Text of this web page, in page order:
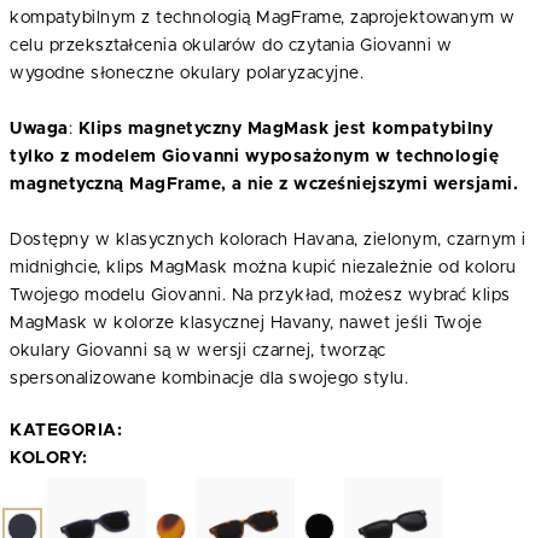
kompatybilnym z technologią MagFrame, zaprojektowanym w
celu przekształcenia okularów do czytania Giovanni w
wygodne słoneczne okulary polaryzacyjne.
Uwaga: Klips magnetyczny MagMask jest kompatybilny
tylko z modelem Giovanni wyposażonym w technologię
magnetyczną MagFrame, a nie z wcześniejszymi wersjami.
Dostępny w klasycznych kolorach Havana, zielonym, czarnym i
midnighcie, klips MagMask można kupić niezależnie od koloru
Twojego modelu Giovanni. Na przykład, możesz wybrać klips
MagMask w kolorze klasycznej Havany, nawet jeśli Twoje
okulary Giovanni są w wersji czarnej, tworząc
spersonalizowane kombinacje dla swojego stylu.
KATEGORIA:
KOLORY: